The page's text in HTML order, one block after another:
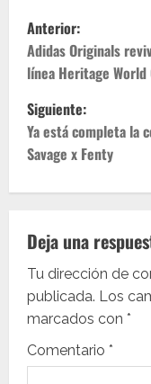
N
a
v
e
g
c
i
ó
n
Anterior:
Adidas Originals
línea Heritage World
Siguiente:
Ya está completa la
Savage x Fenty
Deja una
Tu dirección de
publicada. Los
marcados con *
Comentario *